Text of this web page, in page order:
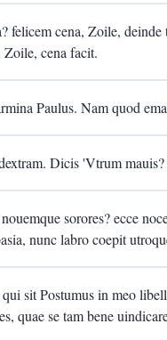
felicem cena, Zoile,
cena facit.
Paulus. Nam quod
Dicis 'Vtrum
sorores? ecce
nunc labro coepit
sit Postumus in meo
quae se tam bene